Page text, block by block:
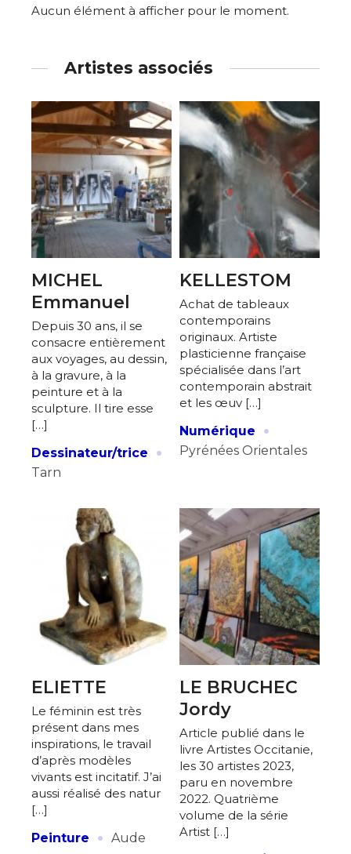
Aucun élément à afficher pour le moment.
Artistes associés
MICHEL
Emmanuel
Depuis 30 ans, il se
consacre entièrement
aux voyages, au dessin,
à la gravure, à la
peinture et à la
sculpture. Il tire esse
[…]
Dessinateur/trice
·
Tarn
KELLESTOM
Achat de tableaux
contemporains
originaux. Artiste
plasticienne française
spécialisée dans l’art
contemporain abstrait
et les œuv […]
Numérique
·
Pyrénées Orientales
ELIETTE
Le féminin est très
présent dans mes
inspirations, le travail
d’après modèles
vivants est incitatif. J’ai
aussi réalisé des natur
[…]
Peinture
· Aude
LE BRUCHEC
Jordy
Article publié dans le
livre Artistes Occitanie,
les 30 artistes 2023,
paru en novembre
2022. Quatrième
volume de la série
Artist […]